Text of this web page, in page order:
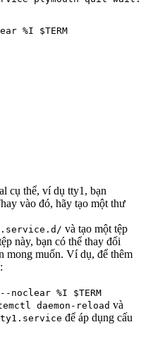
%I $TERM
cụ thể, ví dụ tty1, bạn
vào đó, hãy tạo một thư
và tạo một tệp
này, bạn có thể thay đổi
mong muốn. Ví dụ, để thêm
%I $TERM
daemon-reload và
để áp dụng cấu